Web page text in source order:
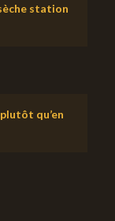
station
qu’en